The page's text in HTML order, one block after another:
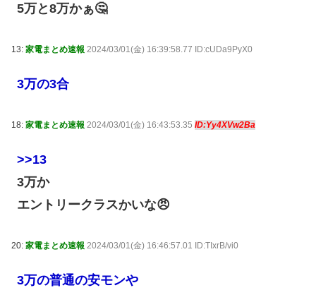
5万と8万かぁ🤔
13: 家電まとめ速報 2024/03/01(金) 16:39:58.77 ID:cUDa9PyX0
3万の3合
18: 家電まとめ速報 2024/03/01(金) 16:43:53.35 ID:Yy4XVw2Ba
>>13
3万か
エントリークラスかいな😠
20: 家電まとめ速報 2024/03/01(金) 16:46:57.01 ID:TIxrB/vi0
3万の普通の安モンや